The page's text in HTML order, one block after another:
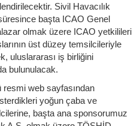
Sivil Havacılık
başta ICAO Genel
olmak üzere ICAO yetkilileri
üst düzey temsilcileriyle
uluslararası iş birliğini
bulunulacak.
resmi web sayfasından
yoğun çaba ve
başta ana sponsorumuz